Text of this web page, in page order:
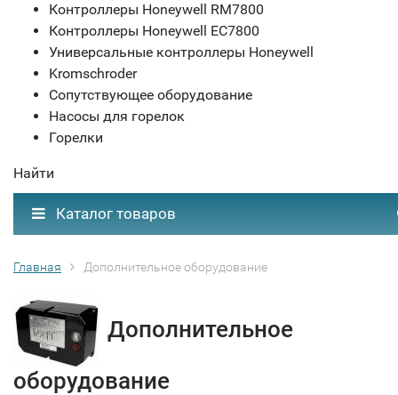
Контроллеры Honeywell RM7800
Контроллеры Honeywell EC7800
Универсальные контроллеры Honeywell
Kromschroder
Сопутствующее оборудование
Насосы для горелок
Горелки
Найти
Каталог товаров
Главная Дополнительное оборудование
Дополнительное
оборудование